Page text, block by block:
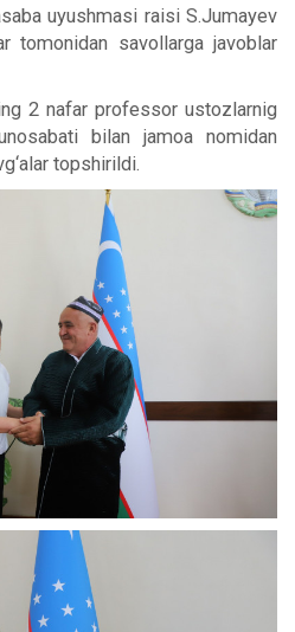
uyushmasi raisi S.Jumayev
tomonidan savollarga javoblar
2 nafar professor ustozlarnig
bilan jamoa nomidan
topshirildi.